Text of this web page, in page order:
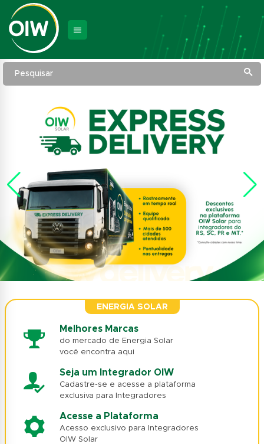
Pesquisar
ENERGIA SOLAR
Melhores Marcas
do mercado de Energia Solar
você encontra aqui
Seja um Integrador OIW
Cadastre-se e acesse a plataforma
exclusiva para Integradores
Acesse a Plataforma
Acesso exclusivo para Integradores
OIW Solar